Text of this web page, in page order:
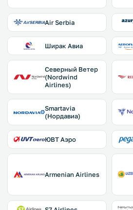
Air Serbia
Ширак Авиа
Северный Ветер
(Nordwind
Airlines)
Smartavia
(Нордавиа)
ЮВТ Аэро
Armenian Airlines